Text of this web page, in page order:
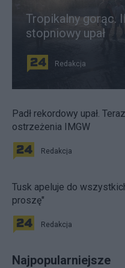
Tropikalny gorąc.
stopniowy upał
Redakcja
Padł rekordowy upał.
ostrzeżenia IMGW
Redakcja
Tusk apeluje do
proszę"
Redakcja
Najpopularniejsze